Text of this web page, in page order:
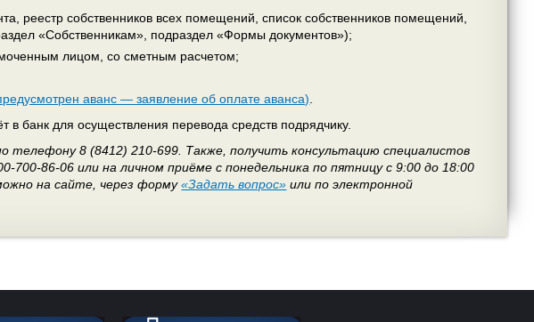
реестр собственников всех помещений, список собственников помещений,
«Собственникам», подраздел «Формы документов»);
лицом, со сметным расчетом;
аванс — заявление об оплате аванса)
банк для осуществления перевода средств подрядчику.
телефону 8 (8412) 210-699. Также, получить консультацию специалистов
86-06 или на личном приёме с понедельника по пятницу с 9:00 до 18:00
на сайте, через форму«Задать вопрос» или по электронной